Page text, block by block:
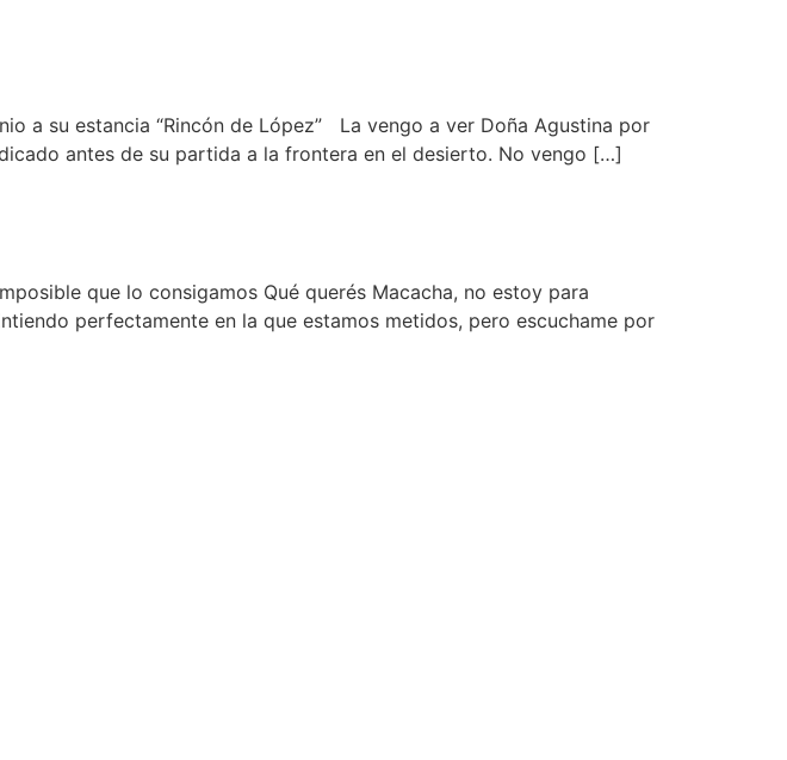
a su estancia “Rincón de López” La vengo a ver Doña Agustina por
antes de su partida a la frontera en el desierto. No vengo […]
que lo consigamos Qué querés Macacha, no estoy para
perfectamente en la que estamos metidos, pero escuchame por